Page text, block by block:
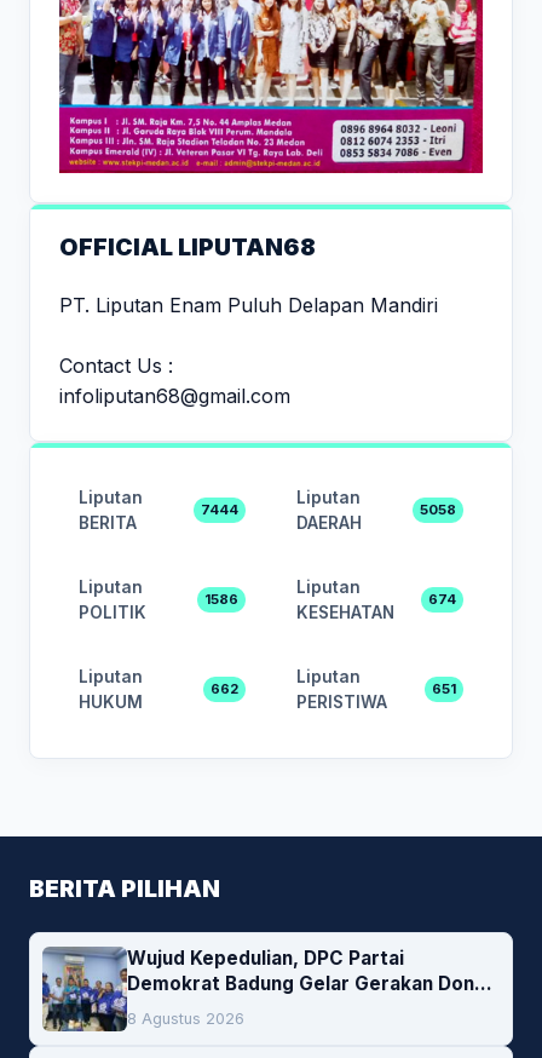
OFFICIAL LIPUTAN68
PT. Liputan Enam Puluh Delapan Mandiri
Contact Us :
infoliputan68@gmail.com
Liputan
BERITA
7444
Liputan
DAERAH
5058
Liputan
POLITIK
1586
Liputan
KESEHATAN
674
Liputan
HUKUM
662
Liputan
PERISTIWA
651
BERITA PILIHAN
Wujud Kepedulian, DPC Partai
Demokrat Badung Gelar Gerakan Donor
Darah
8 Agustus 2026